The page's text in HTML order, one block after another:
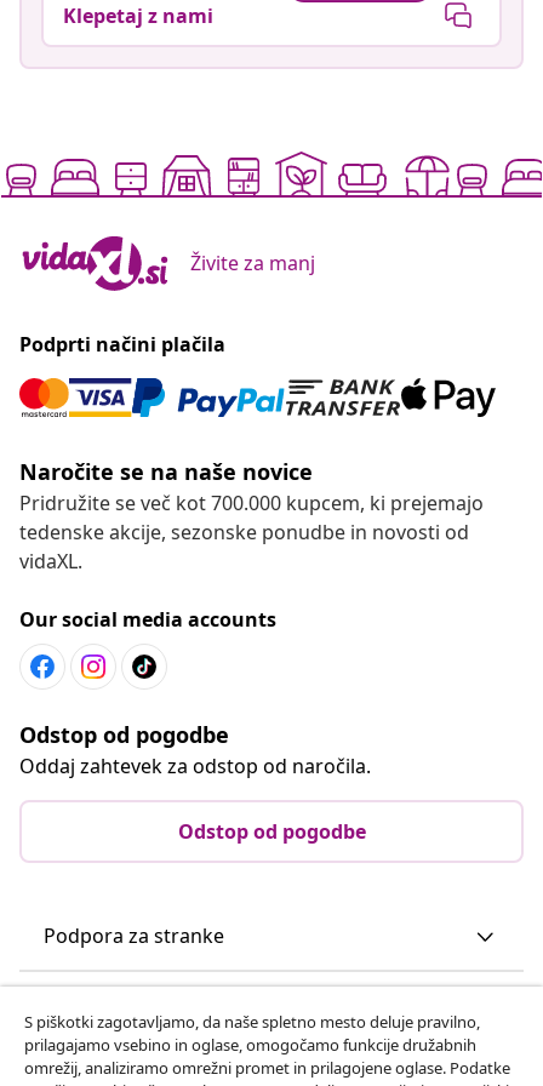
Klepetaj z nami
Živite za manj
Podprti načini plačila
Naročite se na naše novice
Pridružite se več kot 700.000 kupcem, ki prejemajo
tedenske akcije, sezonske ponudbe in novosti od
vidaXL.
Our social media accounts
Odstop od pogodbe
Oddaj zahtevek za odstop od naročila.
Odstop od pogodbe
Podpora za stranke
vidaXL
S piškotki zagotavljamo, da naše spletno mesto deluje pravilno,
prilagajamo vsebino in oglase, omogočamo funkcije družabnih
omrežij, analiziramo omrežni promet in prilagojene oglase. Podatke